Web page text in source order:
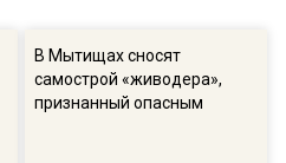
В Мытищах сносят
самострой «живодера»,
признанный опасным